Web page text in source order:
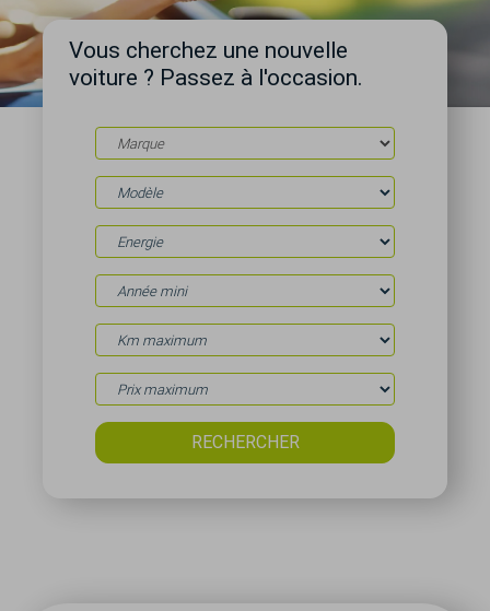
Vous cherchez une nouvelle
voiture ? Passez à l'occasion.